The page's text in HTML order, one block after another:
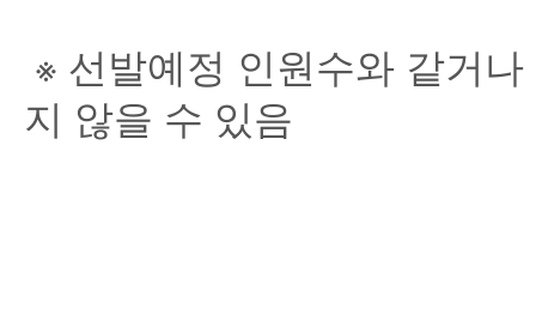
※ 선발예정 인원수와 같거
지 않을 수 있음